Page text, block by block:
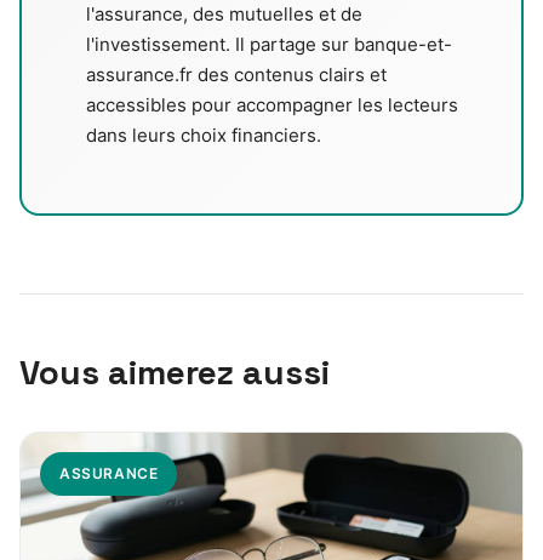
l'assurance, des mutuelles et de
l'investissement. Il partage sur banque-et-
assurance.fr des contenus clairs et
accessibles pour accompagner les lecteurs
dans leurs choix financiers.
Vous aimerez aussi
ASSURANCE